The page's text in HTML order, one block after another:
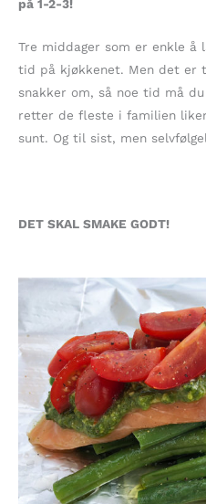
på 1-2-3!
Tre middager som er enkle å
tid på kjøkkenet. Men det er
snakker om, så noe tid må
retter de fleste i familien
sunt. Og til sist, men
DET SKAL SMAKE GODT!